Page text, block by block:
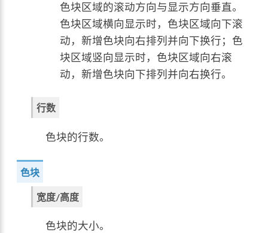
色块区域的滚动方向与显示方向垂直。
色块区域横向显示时，色块区域向下滚
动，新增色块向右排列并向下换行；色
块区域竖向显示时，色块区域向右滚
动，新增色块向下排列并向右换行。
行数
色块的行数。
色块
宽度/高度
色块的大小。